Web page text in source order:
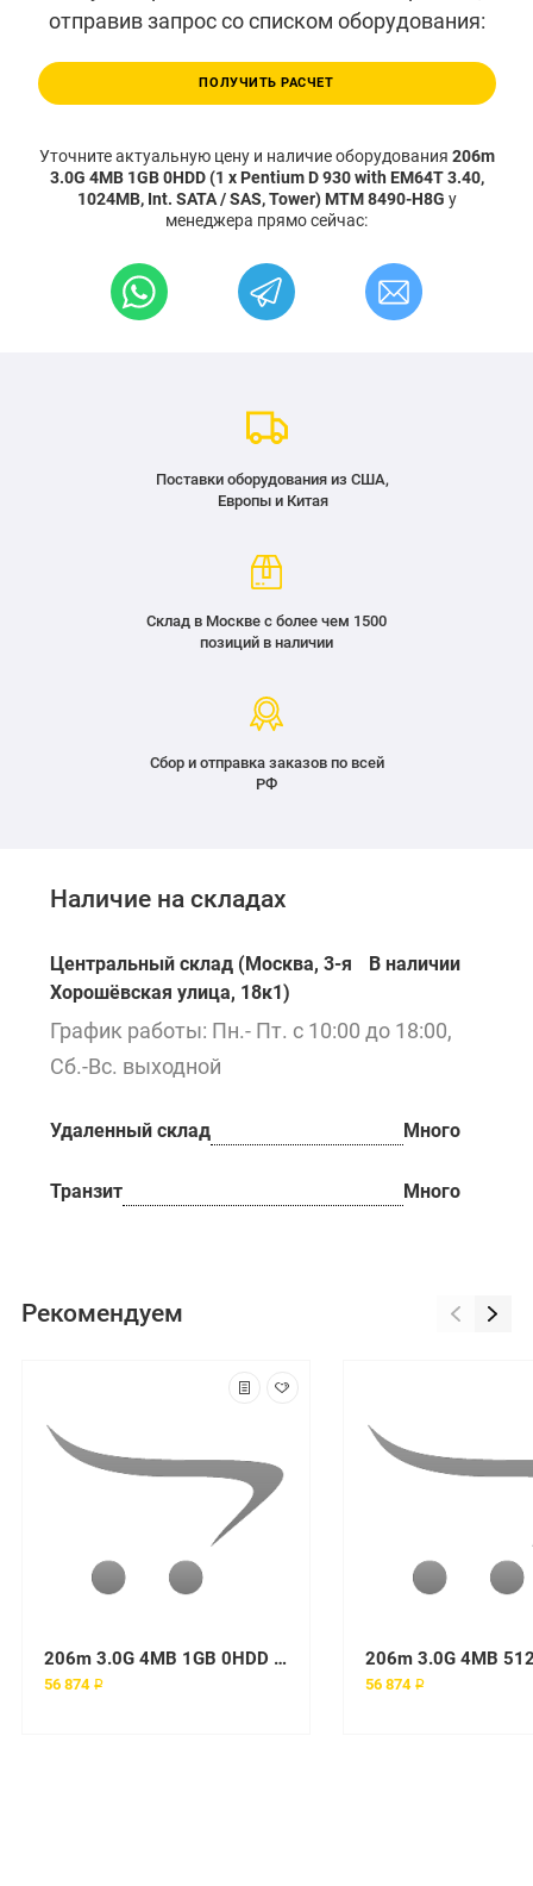
отправив запрос со списком оборудования:
ПОЛУЧИТЬ РАСЧЕТ
Уточните актуальную цену и наличие оборудования 206m
3.0G 4MB 1GB 0HDD (1 x Pentium D 930 with EM64T 3.40,
1024MB, Int. SATA / SAS, Tower) MTM 8490-H8G у
менеджера прямо сейчас:
Поставки оборудования из США,
Европы и Китая
Склад в Москве с более чем 1500
позиций в наличии
Сбор и отправка заказов по всей
РФ
Наличие на складах
Центральный склад (Москва, 3-я
Хорошёвская улица, 18к1)
В наличии
График работы: Пн.- Пт. с 10:00 до 18:00,
Сб.-Вс. выходной
Удаленный склад Много
Транзит Много
Рекомендуем
206m 3.0G 4MB 1GB 0HDD (1 x Pentium D 930 with EM64T 3.00, 1024MB, Int. SATA / SAS, Tower) MTM 8490-H6G
56 874 ₽ 56 874 ₽